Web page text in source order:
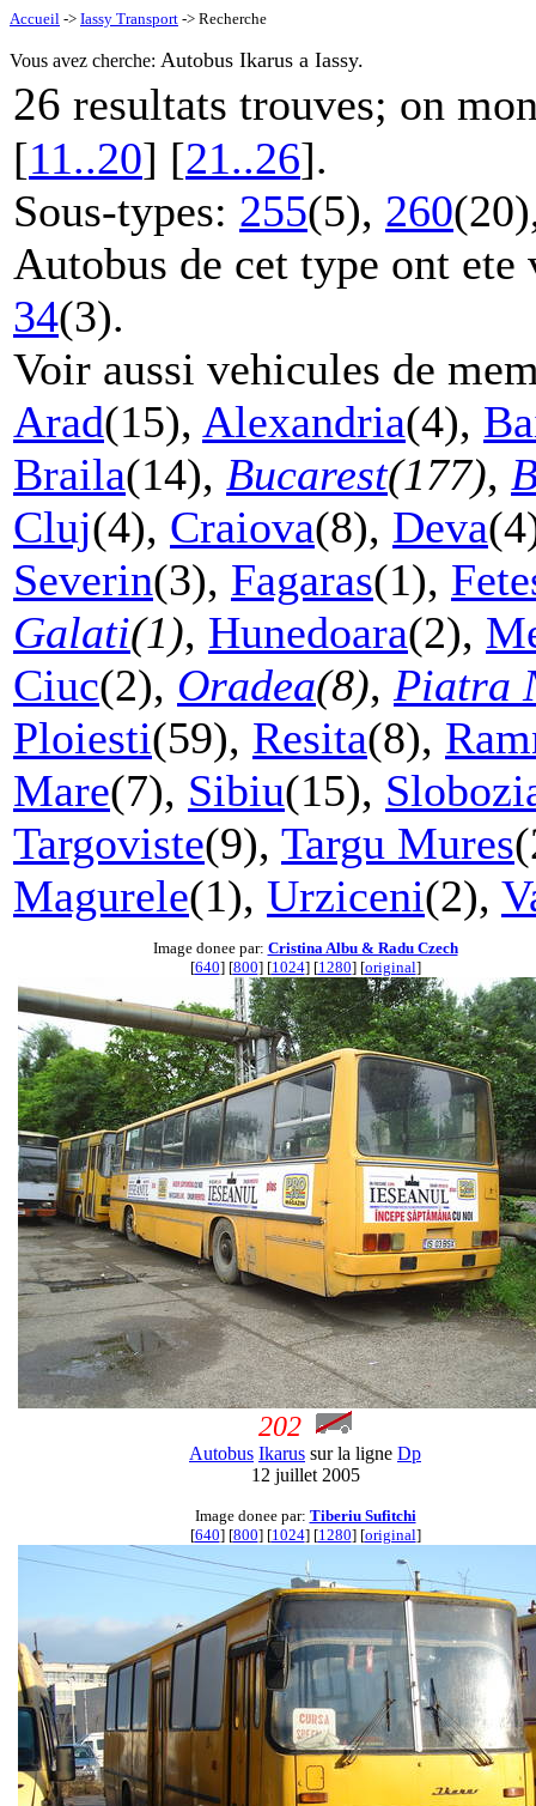
Accueil -> Iassy Transport -> Recherche
Vous avez cherche: Autobus Ikarus a Iassy.
26 resultats trouves; on
[11..20] [21..26].
Sous-types: 255(5), 260
Autobus de cet type ont
34(3).
Voir aussi vehicules de
Arad(15), Alexandria(4),
Braila(14), Bucarest(177),
Cluj(4), Craiova(8), Deva
Severin(3), Fagaras(1),
Galati(1), Hunedoara(2),
Ciuc(2), Oradea(8), Piatra
Ploiesti(59), Resita(8),
Mare(7), Sibiu(15),
Targoviste(9), Targu Mures
Magurele(1), Urziceni(2),
Image donee par: Cristina Albu & Radu Czech
[640] [800] [1024] [1280] [original]
202
Autobus Ikarus sur la ligne Dp
12 juillet 2005
Image donee par: Tiberiu Sufitchi
[640] [800] [1024] [1280] [original]